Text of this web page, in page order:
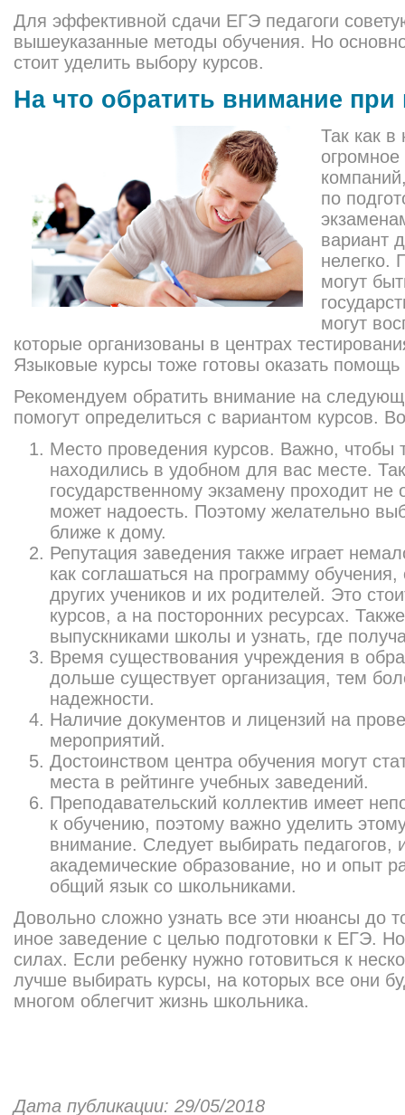
Для эффективной сдачи ЕГЭ педагоги
вышеуказанные методы обучения. Но
стоит уделить выбору курсов.
На что обратить внимание
Так как
огромное
по
вариант
нелегко.
могут
могут
которые организованы в центрах
Языковые курсы тоже готовы оказать помощь
Рекомендуем обратить внимание на
помогут определиться с вариантом курсов.
Место проведения курсов. Важно, чтобы
находились в удобном для вас месте. Так
государственному экзамену проходит
может надоесть. Поэтому желательно
ближе к дому.
Репутация заведения также играет
как соглашаться на программу
других учеников и их родителей. Это
курсов, а на посторонних ресурсах.
выпускниками школы и узнать, где
Время существования учреждения в
дольше существует организация, тем
надежности.
Наличие документов и лицензий на
мероприятий.
Достоинством центра обучения могут
места в рейтинге учебных заведений.
Преподавательский коллектив имеет
к обучению, поэтому важно уделить
внимание. Следует выбирать
академические образование, но и опыт
общий язык со школьниками.
Довольно сложно узнать все эти нюансы до
иное заведение с целью подготовки к ЕГЭ.
силах. Если ребенку нужно готовиться к
лучше выбирать курсы, на которых все они
многом облегчит жизнь школьника.
Дата публикации: 29/05/2018